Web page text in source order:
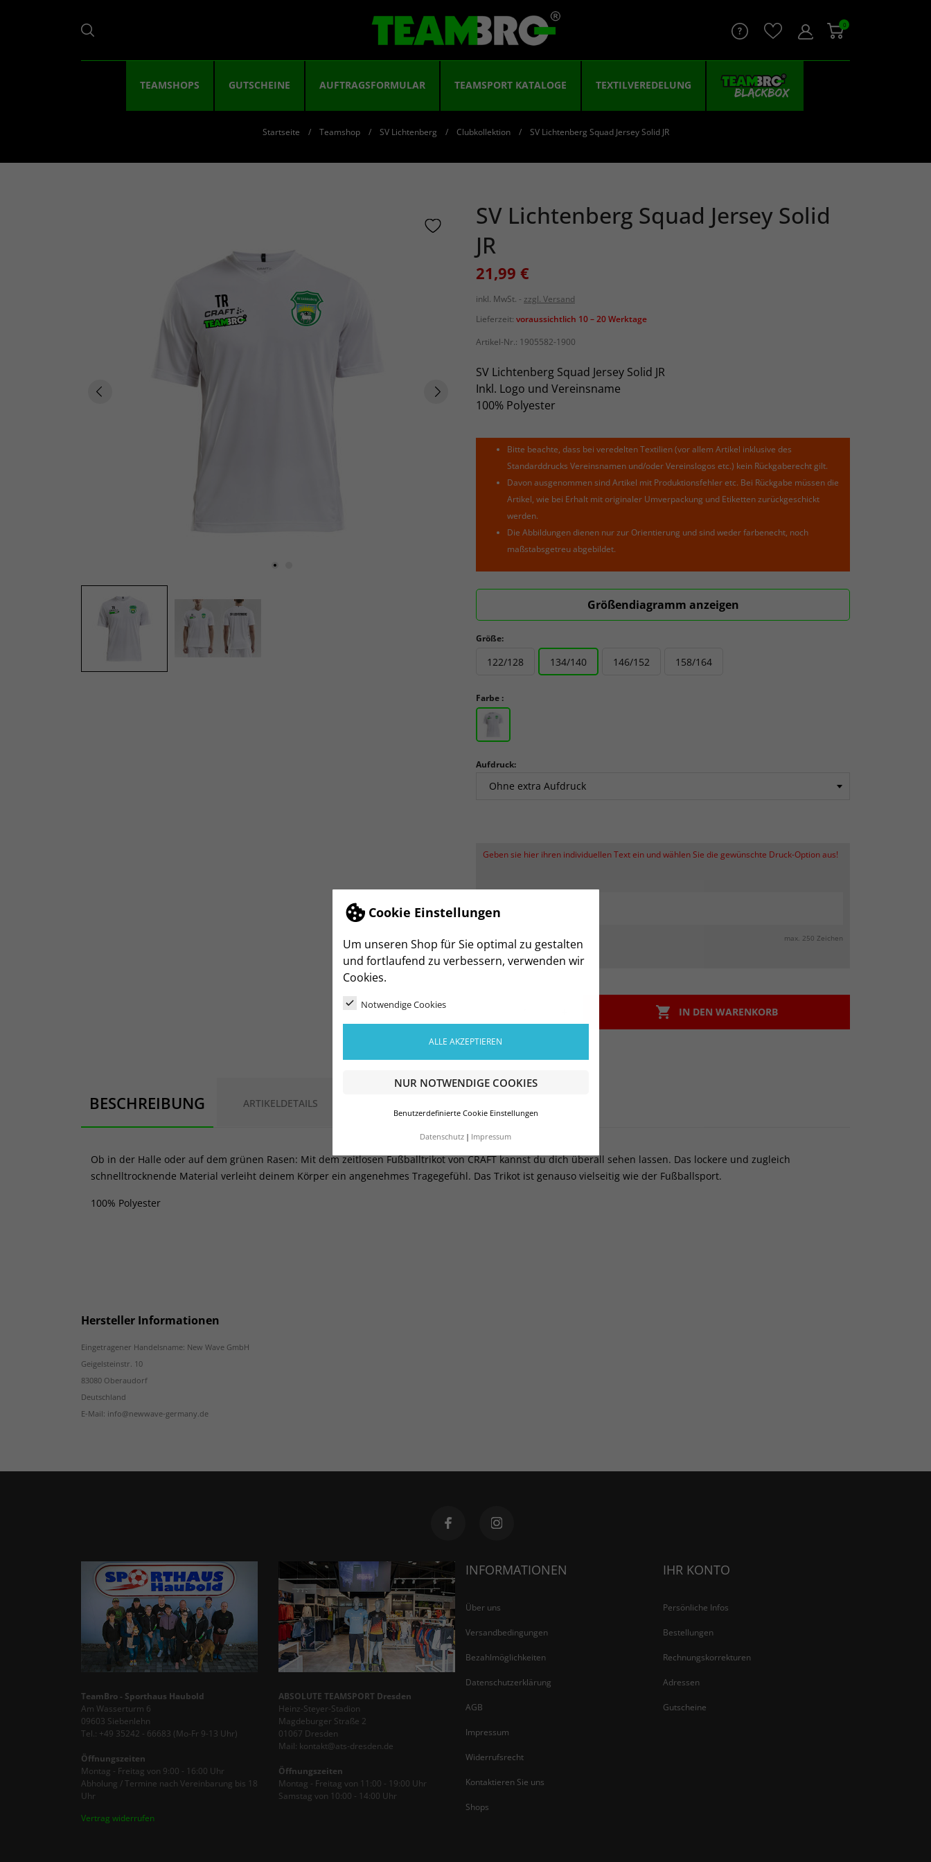
Cookie Einstellungen
Um unseren Shop für Sie optimal zu gestalten
und fortlaufend zu verbessern, verwenden wir
Cookies.
Notwendige Cookies
ALLE AKZEPTIEREN
NUR NOTWENDIGE COOKIES
Benutzerdefinierte Cookie Einstellungen
Datenschutz Impressum
0
TEAMSHOPS GUTSCHEINE AUFTRAGSFORMULAR TEAMSPORT KATALOGE TEXTILVEREDELUNG
Startseite Teamshop SV Lichtenberg Clubkollektion SV Lichtenberg Squad Jersey Solid JR
SV Lichtenberg Squad Jersey Solid
JR
21,99 €
inkl. MwSt.
zzgl. Versand
Lieferzeit: voraussichtlich 10 – 20 Werktage
Artikel-Nr.: 1905582-1900
SV Lichtenberg Squad Jersey Solid JR
Inkl. Logo und Vereinsname
100% Polyester
Bitte beachte, dass bei veredelten Textilien (vor allem Artikel inklusive des
Standarddrucks Vereinsnamen und/oder Vereinslogos etc.) kein Rückgaberecht gilt.
Davon ausgenommen sind Artikel mit Produktionsfehler etc. Bei Rückgabe müssen die
Artikel, wie bei Erhalt mit originaler Umverpackung und Etiketten zurückgeschickt
werden.
Die Abbildungen dienen nur zur Orientierung und sind weder farbenecht, noch
maßstabsgetreu abgebildet.
Größendiagramm anzeigen
Größe:
122/128 134/140 146/152 158/164
Farbe :
Aufdruck:
Geben sie hier ihren individuellen Text ein und wählen Sie die gewünschte Druck-Option aus!
max. 250 Zeichen
 IN DEN WARENKORB
BESCHREIBUNG ARTIKELDETAILS
Ob in der Halle oder auf dem grünen Rasen: Mit dem zeitlosen Fußballtrikot von CRAFT kannst du dich überall sehen lassen. Das lockere und zugleich
schnelltrocknende Material verleiht deinem Körper ein angenehmes Tragegefühl. Das Trikot ist genauso vielseitig wie der Fußballsport.
100% Polyester
Hersteller Informationen
Eingetragener Handelsname: New Wave GmbH
Geigelsteinstr. 10
83080 Oberaudorf
Deutschland
E-Mail: info@newwave-germany.de
TeamBro - Sporthaus Haubold
Am Wasserturm 6
09603 Siebenlehn
Tel.: +49 35242 - 66683 (Mo-Fr 9-13 Uhr)
Öffnungszeiten
Montag - Freitag von 9:00 - 16:00 Uhr
Abholung / Termine nach Vereinbarung bis 18
Uhr
Vertrag widerrufen
ABSOLUTE TEAMSPORT Dresden
Heinz-Steyer-Stadion
Magdeburger Straße 2
01067 Dresden
Mail: kontakt@ats-dresden.de
Öffnungszeiten
Montag - Freitag von 11:00 - 19:00 Uhr
Samstag von 10:00 - 14:00 Uhr
INFORMATIONEN
Über uns
Versandbedingungen
Bezahlmöglichkeiten
Datenschutzerklärung
AGB
Impressum
Widerrufsrecht
Kontaktieren Sie uns
Shops
IHR KONTO
Persönliche Infos
Bestellungen
Rechnungskorrekturen
Adressen
Gutscheine